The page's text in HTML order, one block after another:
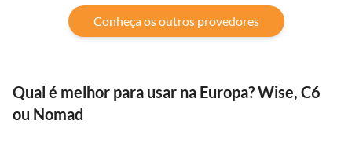
Conheça os outros provedores
Qual é melhor para usar na Europa? Wise, C6
ou Nomad